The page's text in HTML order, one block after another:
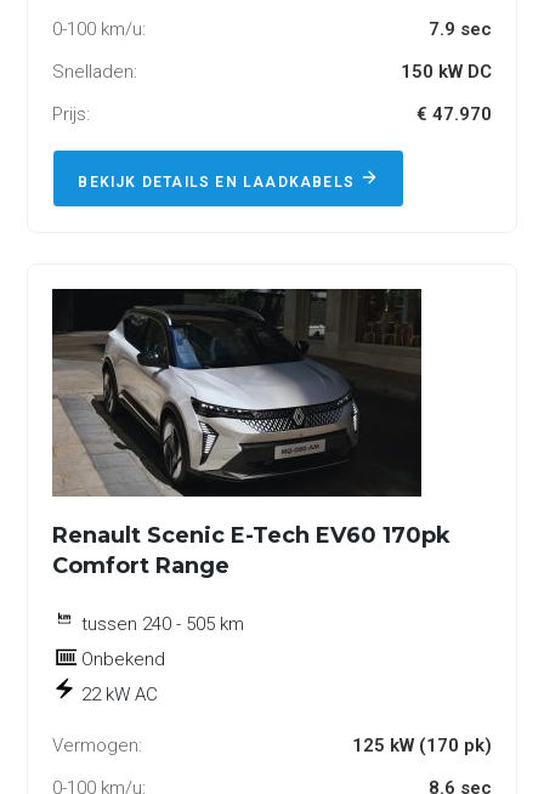
0-100 km/u:
7.9 sec
Snelladen:
150 kW DC
Prijs:
€ 47.970
BEKIJK DETAILS EN LAADKABELS
Renault Scenic E-Tech EV60 170pk
Comfort Range
tussen 240 - 505 km
Onbekend
22 kW AC
Vermogen:
125 kW (170 pk)
0-100 km/u:
8.6 sec